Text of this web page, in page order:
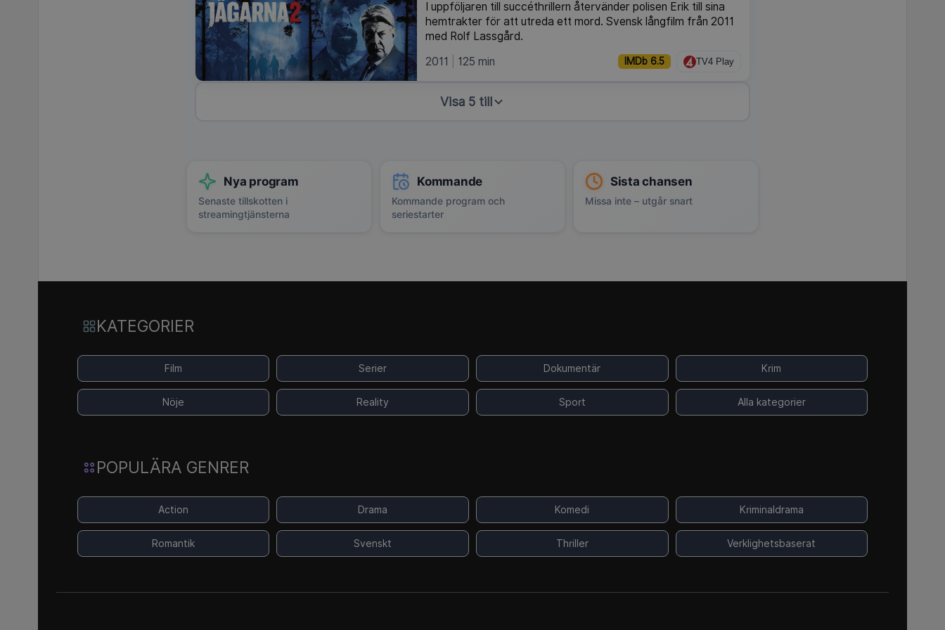
I uppföljaren till succéthrillern återvänder polisen Erik till sina
hemtrakter för att utreda ett mord. Svensk långfilm från 2011
med Rolf Lassgård.
2011
125 min IMDb 6.5 TV4 Play
Visa 5 till
Nya program
Senaste tillskotten i
streamingtjänsterna
Kommande
Kommande program och
seriestarter
Sista chansen
Missa inte – utgår snart
KATEGORIER
Film Serier Dokumentär Krim
Nöje Reality Sport Alla kategorier
POPULÄRA GENRER
Action Drama Komedi Kriminaldrama
Romantik Svenskt Thriller Verklighetsbaserat